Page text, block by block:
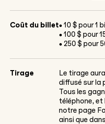
Coût du billet• 10 $ pour 1
• 100 $ pour
• 250 $ pour
Tirage
Le tirage
diffusé sur la
Tous les
téléphone, et
notre page
ainsi que